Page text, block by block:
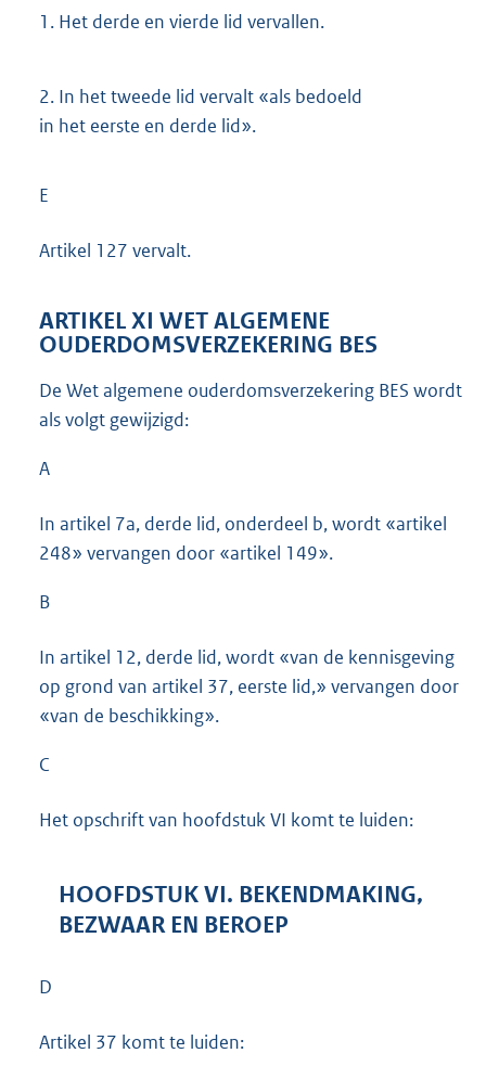
1. Het derde en vierde lid vervallen.
2. In het tweede lid vervalt «als bedoeld
in het eerste en derde lid».
E
Artikel 127 vervalt.
ARTIKEL XI WET ALGEMENE
OUDERDOMSVERZEKERING BES
De Wet algemene ouderdomsverzekering BES wordt
als volgt gewijzigd:
A
In artikel 7a, derde lid, onderdeel b, wordt «artikel
248» vervangen door «artikel 149».
B
In artikel 12, derde lid, wordt «van de kennisgeving
op grond van artikel 37, eerste lid,» vervangen door
«van de beschikking».
C
Het opschrift van hoofdstuk VI komt te luiden:
HOOFDSTUK VI. BEKENDMAKING,
BEZWAAR EN BEROEP
D
Artikel 37 komt te luiden: